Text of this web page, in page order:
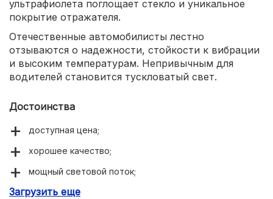
ультрафиолета поглощает стекло и уникальное
покрытие отражателя.
Отечественные автомобилисты лестно
отзываются о надежности, стойкости к вибрации
и высоким температурам. Непривычным для
водителей становится тускловатый свет.
Достоинства
доступная цена;
хорошее качество;
мощный световой поток;
стойкость к вибрации.
Загрузить еще